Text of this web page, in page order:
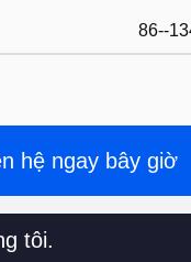
86--
hệ ngay bây giờ
tôi.